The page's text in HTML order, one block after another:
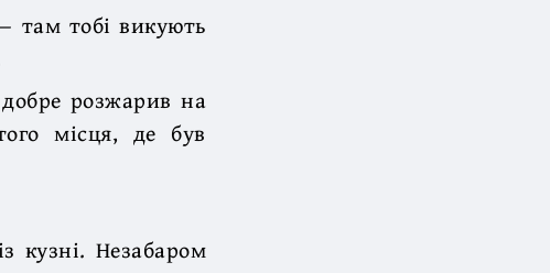
тобі викують
розжарив на
місця, де був
кузні. Незабаром